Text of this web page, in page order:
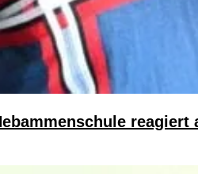
reagiert